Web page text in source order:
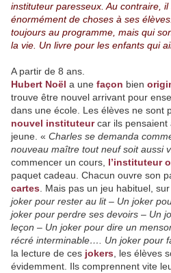
instituteur paresseux. Au contraire,
énormément de choses à ses
toujours au programme, mais qui
la vie. Un livre pour les enfants qui
A partir de 8 ans.
Hubert Noël a une façon bien
trouve être nouvel arrivant pour
dans une école. Les élèves ne sont
nouvel instituteurcar ils pensaient
jeune. « Charles se demanda
nouveau maître tout neuf soit aussi
commencer un cours, l’instituteur
paquet cadeau. Chacun ouvre son
cartes . Mais pas un jeu habituel,
joker pour rester au lit – Un joker
joker pour perdre ses devoirs – Un
leçon – Un joker pour dire un
récré interminable…. Un joker pour
la lecture de ces jokers , les élèves
évidemment. Ils comprennent vite